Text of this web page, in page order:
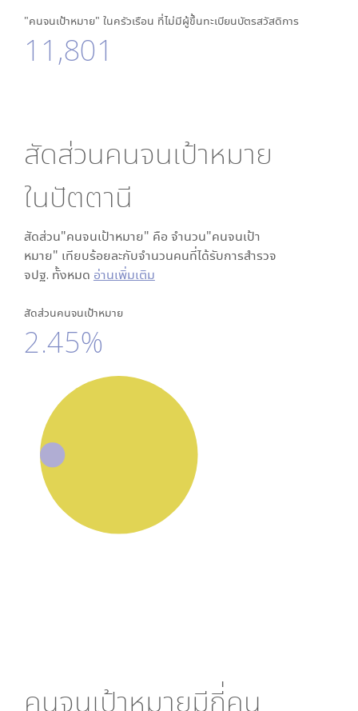
"คนจนเป้าหมาย" ในครัวเรือน ที่ไม่มีผู้ขึ้นทะเบียนบัตรสวัสดิการ
11,801
สัดส่วนคนจนเป้าหมาย
ในปัตตานี
สัดส่วน"คนจนเป้าหมาย" คือ จำนวน"คนจนเป้า
หมาย" เทียบร้อยละกับจำนวนคนที่ได้รับการสำรวจ
จปฐ. ทั้งหมด อ่านเพิ่มเติม
สัดส่วนคนจนเป้าหมาย
2.45%
คนจนเป้าหมายมีกี่คน